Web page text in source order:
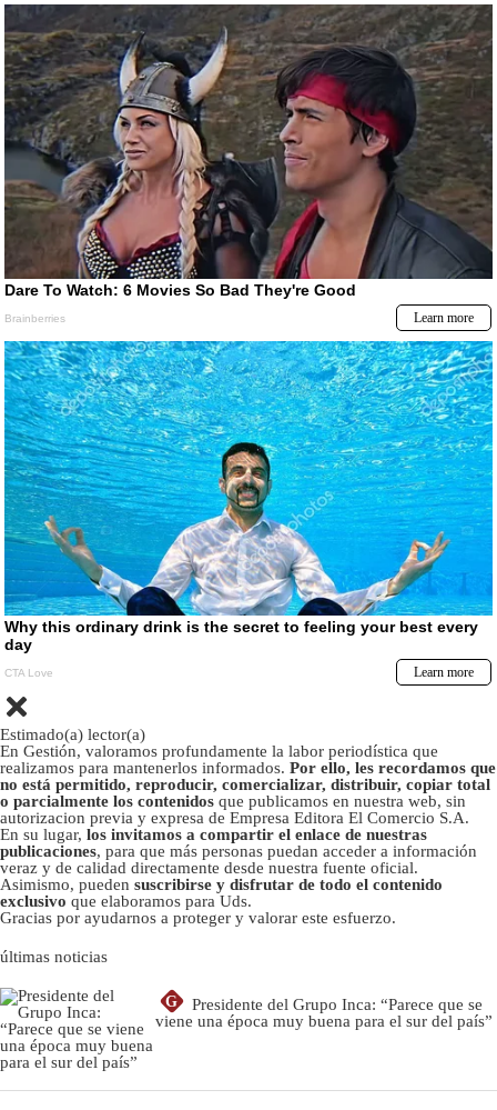
Estimado(a) lector(a)
En Gestión, valoramos profundamente la labor periodística que
realizamos para mantenerlos informados. Por ello, les recordamos que
no está permitido, reproducir, comercializar, distribuir, copiar total
o parcialmente los contenidos que publicamos en nuestra web, sin
autorizacion previa y expresa de Empresa Editora El Comercio S.A.
En su lugar, los invitamos a compartir el enlace de nuestras
publicaciones, para que más personas puedan acceder a información
veraz y de calidad directamente desde nuestra fuente oficial.
Asimismo, pueden suscribirse y disfrutar de todo el contenido
exclusivo que elaboramos para Uds.
Gracias por ayudarnos a proteger y valorar este esfuerzo.
últimas noticias
G
Presidente del Grupo Inca: “Parece que se
viene una época muy buena para el sur del país”